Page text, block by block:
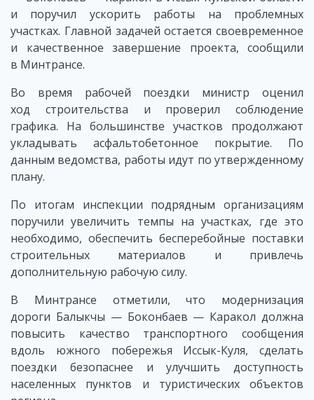
и поручил ускорить работы на проблемных
участках. Главной задачей остается своевременное
и качественное завершение проекта, сообщили
в Минтрансе.
Во время рабочей поездки министр оценил
ход строительства и проверил соблюдение
графика. На большинстве участков продолжают
укладывать асфальтобетонное покрытие. По
данным ведомства, работы идут по утвержденному
плану.
По итогам инспекции подрядным организациям
поручили увеличить темпы на участках, где это
необходимо, обеспечить бесперебойные поставки
строительных материалов и привлечь
дополнительную рабочую силу.
В Минтрансе отметили, что модернизация
дороги Балыкчы — Боконбаев — Каракол должна
повысить качество транспортного сообщения
вдоль южного побережья Иссык-Куля, сделать
поездки безопаснее и улучшить доступность
населенных пунктов и туристических объектов